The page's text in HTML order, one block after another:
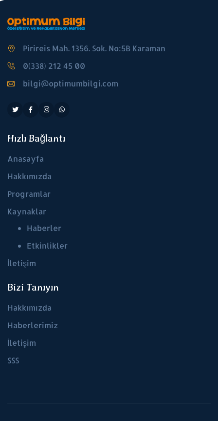
Pirireis Mah. 1356. Sok. No:5B Karaman
0(338) 212 45 00
bilgi@optimumbilgi.com
Hızlı Bağlantı
Anasayfa
Hakkımızda
Programlar
Kaynaklar
Haberler
Etkinlikler
İletişim
Bizi Tanıyın
Hakkımızda
Haberlerimiz
İletişim
SSS